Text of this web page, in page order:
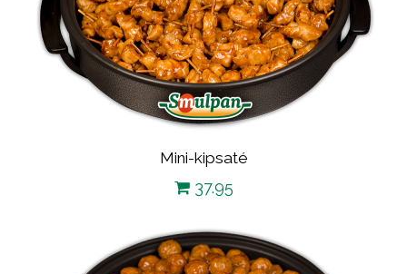
Mini-kipsaté
37.95